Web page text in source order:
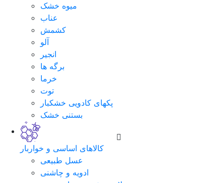
میوه خشک
عناب
کشمش
آلو
انجیر
برگه ها
خرما
توت
پکهای کادویی خشکبار
بستنی خشک
کالاهای اساسی و خواربار
عسل طبیعی
ادویه و چاشنی